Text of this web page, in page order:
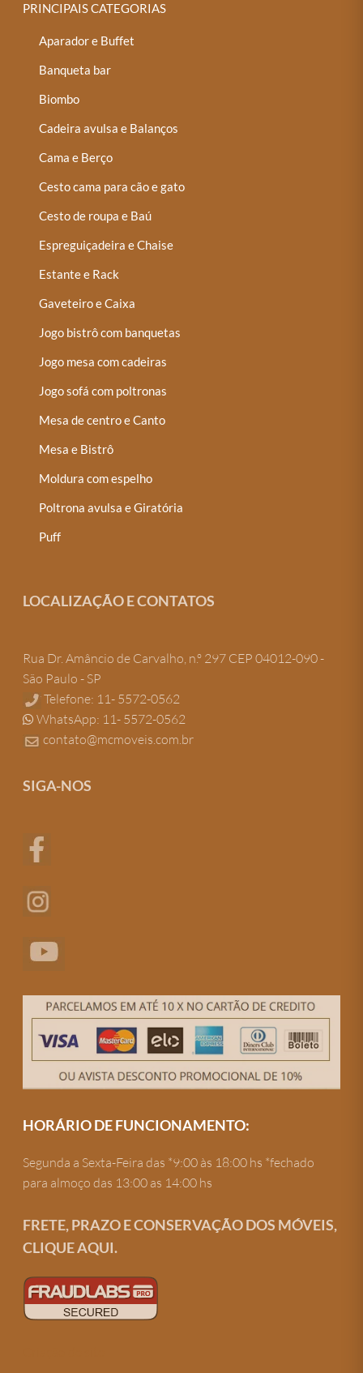
PRINCIPAIS CATEGORIAS
Aparador e Buffet
Banqueta bar
Biombo
Cadeira avulsa e Balanços
Cama e Berço
Cesto cama para cão e gato
Cesto de roupa e Baú
Espreguiçadeira e Chaise
Estante e Rack
Gaveteiro e Caixa
Jogo bistrô com banquetas
Jogo mesa com cadeiras
Jogo sofá com poltronas
Mesa de centro e Canto
Mesa e Bistrô
Moldura com espelho
Poltrona avulsa e Giratória
Puff
LOCALIZAÇÃO E CONTATOS
Rua Dr. Amâncio de Carvalho, n.º 297 CEP 04012-090 -
São Paulo - SP
Telefone: 11- 5572-0562
WhatsApp: 11- 5572-0562
contato@mcmoveis.com.br
SIGA-NOS
HORÁRIO DE FUNCIONAMENTO:
Segunda a Sexta-Feira das *9:00 às 18:00 hs *fechado
para almoço das 13:00 as 14:00 hs
FRETE, PRAZO E CONSERVAÇÃO DOS MÓVEIS,
CLIQUE AQUI.